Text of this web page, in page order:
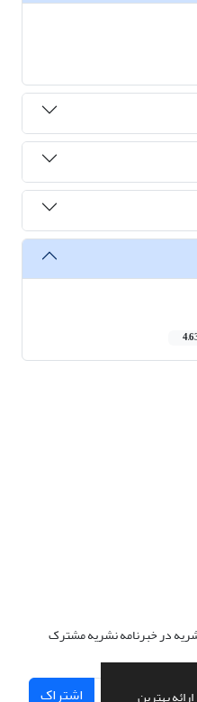
بهترین
در خبرنامه نشریه مشترک
اشتراک